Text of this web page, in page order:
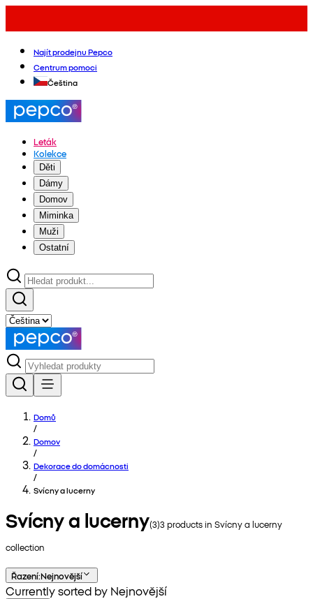
Najít prodejnu Pepco
Centrum pomoci
Čeština
Leták
Kolekce
Děti
Dámy
Domov
Miminka
Muži
Ostatní
Domů
/
Domov
/
Dekorace do domácnosti
/
Svícny a lucerny
Svícny a lucerny(3)3 products in Svícny a lucerny
collection
Řazení:Nejnovější
Currently sorted by Nejnovější